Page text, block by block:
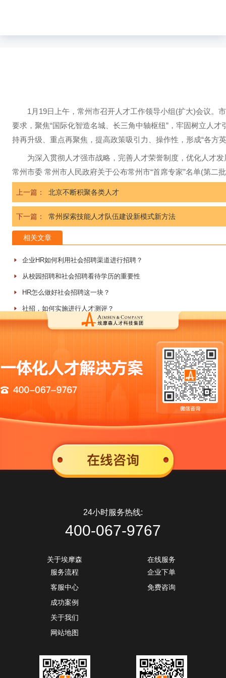
1月19日上午，常州市召开人才工作领导小组(扩大)会议。市
要求，聚焦“国际化智造名城、长三角中轴枢纽”，牢固树立人
持再升级、重点再聚焦，提高政策吸引力、操作性，形成“各方
为深入贯彻人才强市战略，完善人才荣誉制度，优化人才发
常州市委 常州市人民政府关于公布常州市“首席专家”名单(第二
上一篇： 北京不断积聚各类人才
下一篇： 常州探索技能人才队伍建设新模式新方法
相关文章
企业HR如何利用社会招聘渠道进行招聘？
从校园招聘和社会招聘看待学历的重要性
HR怎么做好社会招聘这一块？
社招，如何实施进行人才测评？
最新文章
新能源猎头公司实战案例：32天四岗交付背后的寻人方法
芯片半导体猎头能否解决人才卡脖子问题：HR最关心的四个现实问题
人工智能猎头公司的实际能力边界：大模型、CV、NLP、具身智能四
智能制造猎头怎么选：三类核心岗位的人才画像与寻访逻辑
医药猎头公司的服务边界：创新药、临床、注册、BD四条线的寻访逻
沪ICP备09012240号-1Copyright ©2020 埃摩森版权所有
24小时服务热线:
400-067-9767
关于埃摩森
服务流程
客服中心
成功案例
关于我们
网站地图
在线服务
企业下单
免费咨询